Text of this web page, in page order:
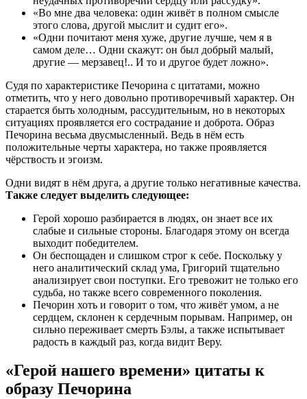
«Во мне два человека: один живёт в полном смысле
этого слова, другой мыслит и судит его».
«Одни почитают меня хуже, другие лучше, чем я в
самом деле… Одни скажут: он был добрый малый,
другие — мерзавец!.. И то и другое будет ложно».
Судя по характеристике Печорина с цитатами, можно
отметить, что у него довольно противоречивый характер. Он
старается быть холодным, рассудительным, но в некоторых
ситуациях проявляется его сострадание и доброта. Образ
Печорина весьма двусмысленный. Ведь в нём есть
положительные черты характера, но также проявляется
чёрствость и эгоизм.
Одни видят в нём друга, а другие только негативные качества.
Также следует выделить следующее:
Герой хорошо разбирается в людях, он знает все их
слабые и сильные стороны. Благодаря этому он всегда
выходит победителем.
Он беспощаден и слишком строг к себе. Поскольку у
него аналитический склад ума, Григорий тщательно
анализирует свои поступки. Его тревожит не только его
судьба, но также всего современного поколения.
Печорин хоть и говорит о том, что живёт умом, а не
сердцем, склонен к сердечным порывам. Например, он
сильно переживает смерть Бэлы, а также испытывает
радость в каждый раз, когда видит Веру.
«Герой нашего времени» цитаты к
образу Печорина